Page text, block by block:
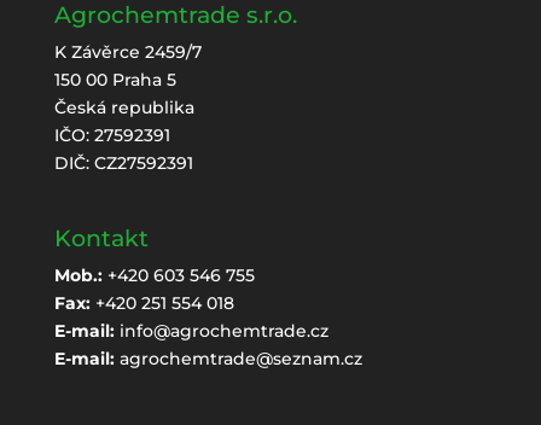
Agrochemtrade s.r.o.
K Závěrce 2459/7
150 00 Praha 5
Česká republika
IČO: 27592391
DIČ: CZ27592391
Kontakt
Mob.:+420 603 546 755
Fax:+420 251 554 018
E-mail: info@agrochemtrade.cz
E-mail: agrochemtrade@seznam.cz